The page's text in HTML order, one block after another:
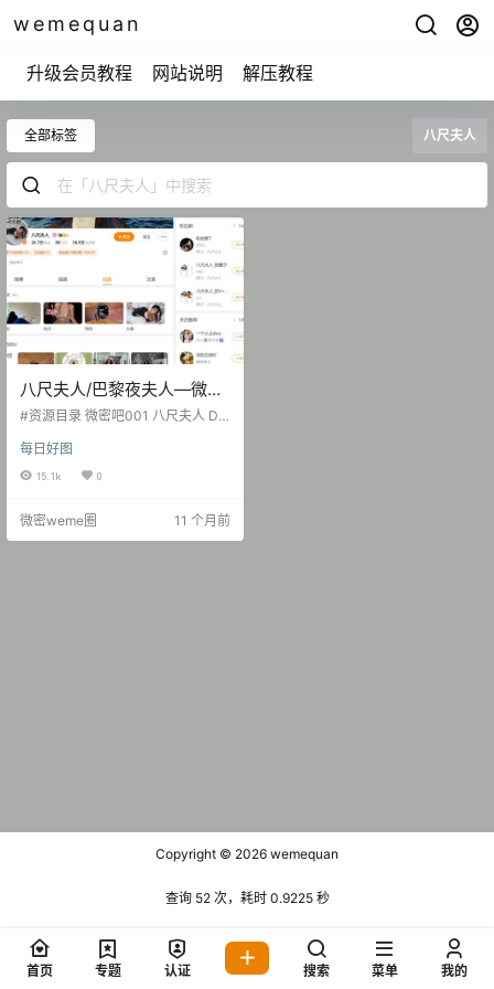
wemequan
升级会员教程 网站说明 解压教程
全部标签 八尺夫人
八尺夫人/巴黎夜夫人—微密
图片视频合集【持续更新】
#资源目录 微密吧001 八尺夫人 DY
002 八尺夫人 日常养眼图集 [104P-
5V 34.62 MB] 微密吧003 巴黎夜夫
黎夜夫人(八尺夫人) 2025年度觅圈
汇总 [33P-8V 19.84 MB]
每日好图
15.1k 0
微密weme圈 11 个月前
Copyright © 2026 wemequan
查询 52 次，耗时 0.9225 秒
首页 专题 认证 搜索 菜单 我的